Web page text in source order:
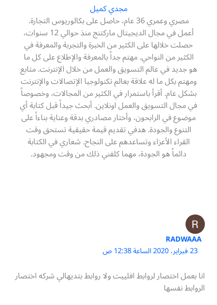
مجدي كميل
مصري وعمري 36 عام، حاصل على بكالوريوس التجارة.
أعمل في مجال الديجيتال ماركتنج منذ حوالي 12 سنوات،
حصلت خلالها على الكثير من الخبرة والتجربة والمعرفة في
الكثير من النواحي. مهتم جداً بالمعرفة والإطلاع على كل ما
هو جديد في عالم التسويق والعمل من خلال الإنترنت. متابع
ومهتم بكل ما له علاقة بعالم تكنولوجيا الإتصالات والإنترنت
بشكل عام. أقرأ باستمرار في الكثير من المجالات، وخصوصاً
في مجال التسويق والعمل اونلاين. أبحث جيداً قبل كتابة أي
موضوع في الرابحون، وأختار مصادري بدقة وعناية بناءاً على
التنوع والجودة. هدفي تقديم قيمة حقيقية تستحق وقت
القراء الأعزاء وتساعدهم على النجاح. شعاري في الكتابة
دائماً هو الجودة، مهما كلفني ذلك من وقت ومجهود.
RADWAAA
23 فبراير، 2020 الساعة 12:38 ص
انا بعمل اختصار لروابط افلييت ولا روابط بتديهالي شركه اختصار
الروابط نفسها